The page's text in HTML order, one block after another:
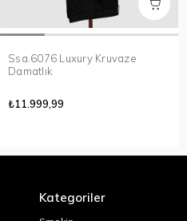
Ssa.6076 Luxury Kruvaze
Damatlık
₺11.999,99
Kategoriler